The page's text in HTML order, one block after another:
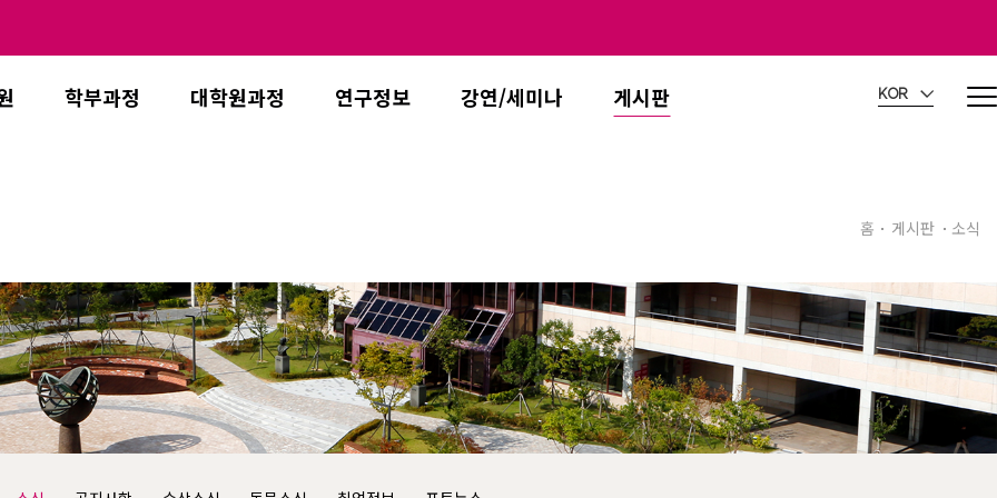
학부과정 대학원과정 연구정보 강연/세미나 게시판 KOR
홈 게시판 소식